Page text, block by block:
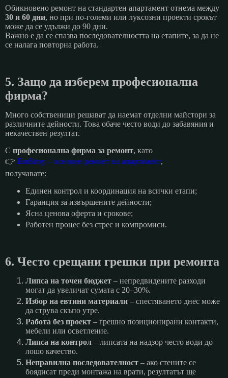
Обикновено ремонт на стандартен апартамент отнема между
30 и 60 дни, но при по-големи или луксозни проекти срокът
може да се удължи до 90 дни.
Важно е да се спазва последователността на етапите, за да не
се налага повторна работа.
5. Защо да изберем професионална
фирма?
Много собственици решават да наемат отделни майстори за
различните дейности. Това обаче често води до забавяния и
некачествен резултат.
С професионална фирма за ремонт, като
👉 EmStroy – основен ремонт на апартамент,
получавате:
Единен контрол и координация на всички етапи;
Гаранция за извършените дейности;
Ясна ценова оферта и срокове;
Работен процес без стрес и компромиси.
6. Често срещани грешки при ремонта
Липса на точен бюджет – непредвидените разходи
могат да увеличат сумата с 20–30%.
Избор на евтини материали – спестяването днес може
да струва скъпо утре.
Работа без проект – грешно позиционирани контакти,
мебели или осветление.
Липса на контрол – липсата на надзор често води до
лошо качество.
Неправилна последователност – ако стените се
боядисат преди монтажа на врати, резултатът ще